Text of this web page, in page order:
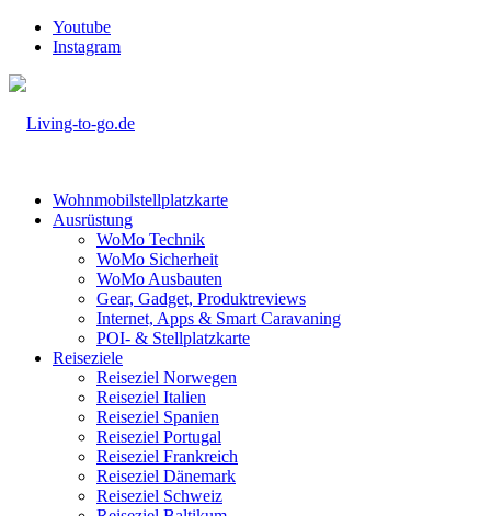
Youtube
Instagram
Wohnmobilstellplatzkarte
Ausrüstung
WoMo Technik
WoMo Sicherheit
WoMo Ausbauten
Gear, Gadget, Produktreviews
Internet, Apps & Smart Caravaning
POI- & Stellplatzkarte
Reiseziele
Reiseziel Norwegen
Reiseziel Italien
Reiseziel Spanien
Reiseziel Portugal
Reiseziel Frankreich
Reiseziel Dänemark
Reiseziel Schweiz